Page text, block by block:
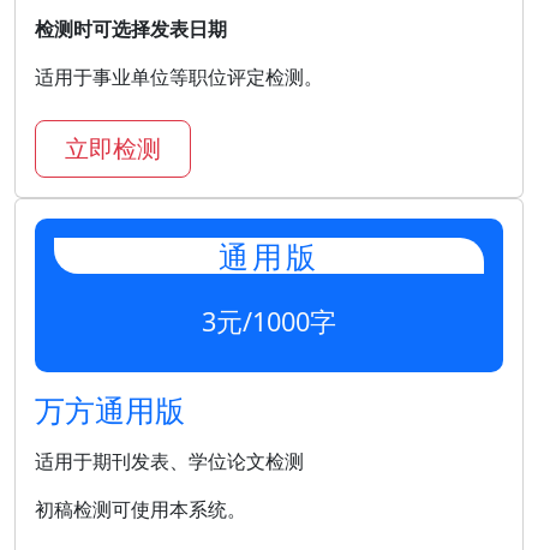
检测时可选择发表日期
适用于事业单位等职位评定检测。
立即检测
通用版
3元/1000字
万方通用版
适用于期刊发表、学位论文检测
初稿检测可使用本系统。